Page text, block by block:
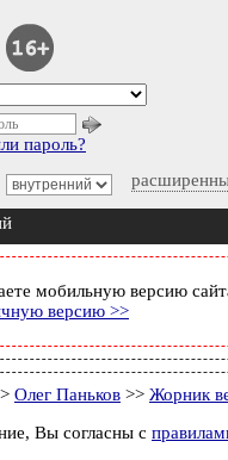
пароль?
мобильную версию
версию >>
Олег Паньков >> Жорник
Вы согласны с